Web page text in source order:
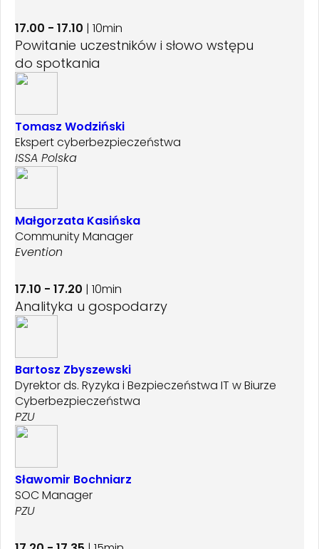
17.00 - 17.10 | 10min
Powitanie uczestników i słowo wstępu
do spotkania
Tomasz Wodziński
Ekspert cyberbezpieczeństwa
ISSA Polska
Małgorzata Kasińska
Community Manager
Evention
17.10 - 17.20 | 10min
Analityka u gospodarzy
Bartosz Zbyszewski
Dyrektor ds. Ryzyka i Bezpieczeństwa IT w Biurze
Cyberbezpieczeństwa
PZU
Sławomir Bochniarz
SOC Manager
PZU